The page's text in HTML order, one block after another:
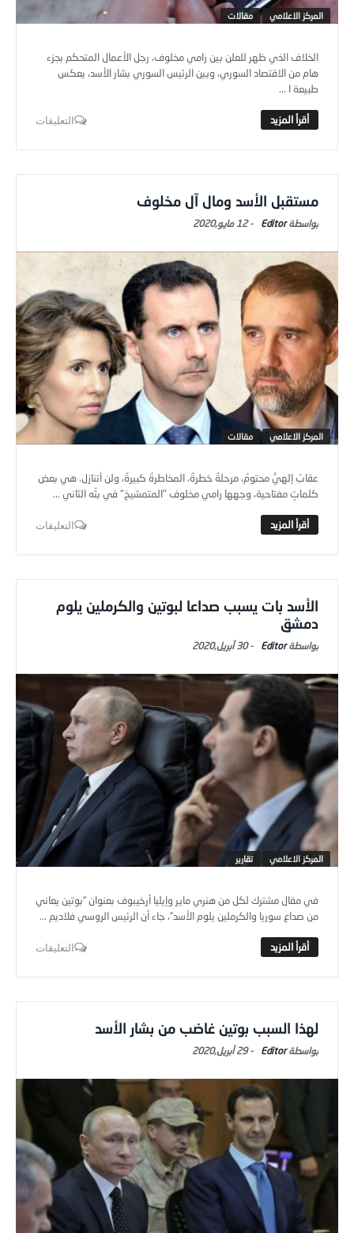
المركز الاعلامي مقالات
الخلاف الذي ظهر للعلن بين رامي مخلوف، رجل الأعمال المتحكم بجزء
هام من الاقتصاد السوري، وبين الرئيس السوري بشار الأسد، يعكس
طبيعة ا ...
التعليقات
مستقبل الأسد ومال آل مخلوف
Editor
-12 مايو,2020
المركز الاعلامي مقالات
عقابٌ إلهيٌّ محتومٌ، مرحلةٌ خطرةٌ، المخاطرةُ كبيرةٌ، ولن أتنازل. هي بعض
كلماتٍ مفتاحية، وجهها رامي مخلوف "المتمشيخ" في بثّه الثاني ...
التعليقات
الأسد بات يسبب صداعا لبوتين والكرملين يلوم
دمشق
Editor
-30 أبريل,2020
المركز الاعلامي تقارير
في مقال مشترك لكل من هنري ماير وإيليا أرخيبوف بعنوان “بوتين يعاني
من صداع سوريا والكرملين يلوم الأسد”، جاء أن الرئيس الروسي فلاديم ...
التعليقات
لهذا السبب بوتين غاضب من بشار الأسد
Editor
-29 أبريل,2020